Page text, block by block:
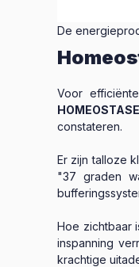
De
Voor
constateren.
Er zijn talloze
"37 graden
Hoe zichtbaar
inspanning
krachtige